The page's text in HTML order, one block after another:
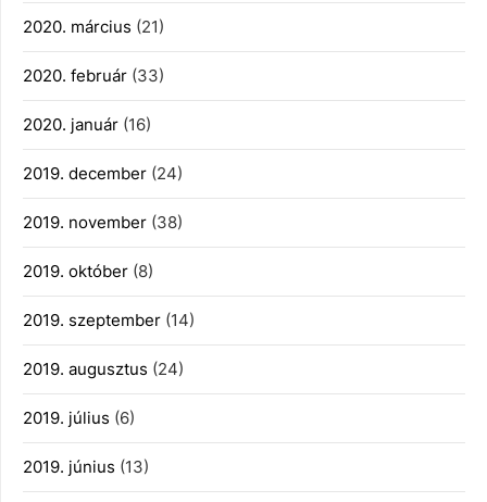
2020. március (21)
2020. február (33)
2020. január (16)
2019. december (24)
2019. november (38)
2019. október (8)
2019. szeptember (14)
2019. augusztus (24)
2019. július (6)
2019. június (13)